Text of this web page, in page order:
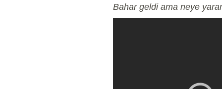
Bahar geldi ama neye